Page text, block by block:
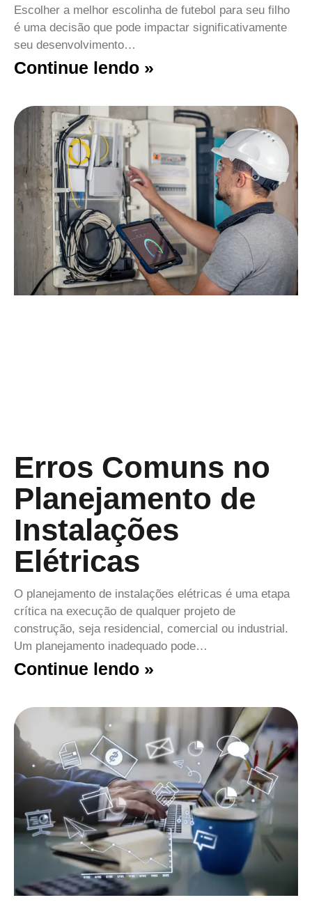
Escolher a melhor escolinha de futebol para seu filho
é uma decisão que pode impactar significativamente
seu desenvolvimento…
Continue lendo »
Erros Comuns no
Planejamento de
Instalações
Elétricas
O planejamento de instalações elétricas é uma etapa
crítica na execução de qualquer projeto de
construção, seja residencial, comercial ou industrial.
Um planejamento inadequado pode…
Continue lendo »